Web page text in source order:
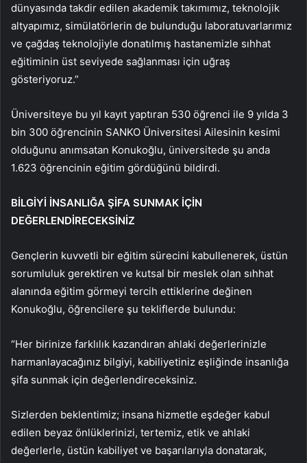
dünyasında takdir edilen akademik takımımız, teknolojik
altyapımız, simülatörlerin de bulunduğu laboratuvarlarımız
ve çağdaş teknolojiyle donatılmış hastanemizle sıhhat
eğitiminin üst seviyede sağlanması için uğraş
gösteriyoruz.”
Üniversiteye bu yıl kayıt yaptıran 530 öğrenci ile 9 yılda 3
bin 300 öğrencinin SANKO Üniversitesi Ailesinin kesimi
olduğunu anımsatan Konukoğlu, üniversitede şu anda
1.623 öğrencinin eğitim gördüğünü bildirdi.
BİLGİYİ İNSANLIĞA ŞİFA SUNMAK İÇİN
DEĞERLENDİRECEKSİNİZ
Gençlerin kuvvetli bir eğitim sürecini kabullenerek, üstün
sorumluluk gerektiren ve kutsal bir meslek olan sıhhat
alanında eğitim görmeyi tercih ettiklerine değinen
Konukoğlu, öğrencilere şu tekliflerde bulundu:
“Her birinize farklılık kazandıran ahlaki değerlerinizle
harmanlayacağınız bilgiyi, kabiliyetiniz eşliğinde insanlığa
şifa sunmak için değerlendireceksiniz.
Sizlerden beklentimiz; insana hizmetle eşdeğer kabul
edilen beyaz önlüklerinizi, tertemiz, etik ve ahlaki
değerlerle, üstün kabiliyet ve başarılarıyla donatarak,